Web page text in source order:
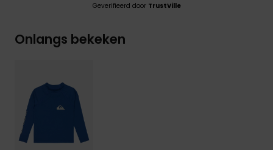
Geverifieerd door TrustVille
Onlangs bekeken